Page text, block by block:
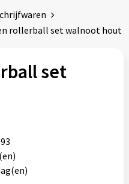
rollerball set walnoot hout
set